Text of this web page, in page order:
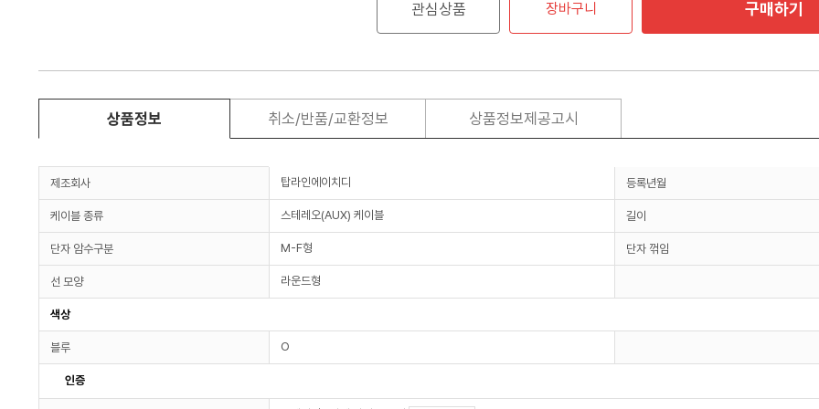
관심상품 장바구니 구매하기
상품정보 취소/반품/교환정보 상품정보제공고시
제조회사 탑라인에이치디 등록년월
케이블 종류 스테레오(AUX) 케이블 길이
단자 암수구분 M-F형 단자 꺾임
선 모양 라운드형
색상
블루 O
인증